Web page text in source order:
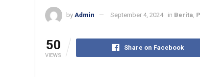
by Admin September 4, 2024 in Berita
50
VIEWS
Share on Facebook